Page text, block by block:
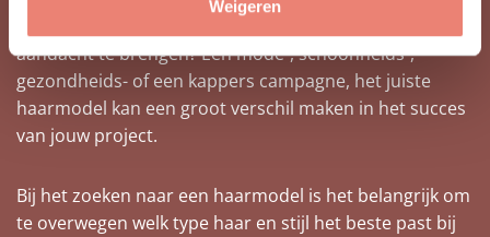
Weigeren
aandacht te brengen? Een mode-, schoonheids-,
gezondheids- of een kappers campagne, het juiste
haarmodel kan een groot verschil maken in het succes
van jouw project.
Bij het zoeken naar een haarmodel is het belangrijk om
te overwegen welk type haar en stijl het beste past bij